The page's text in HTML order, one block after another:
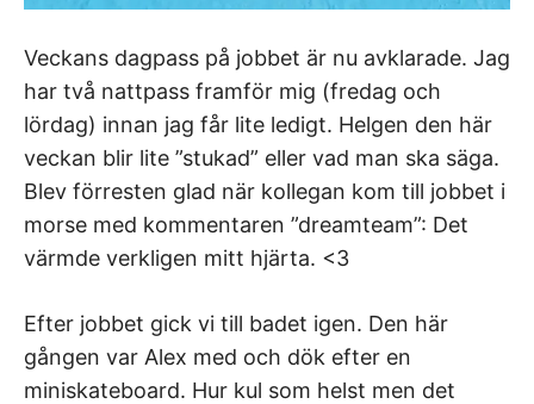
Veckans dagpass på jobbet är nu avklarade. Jag
har två nattpass framför mig (fredag och
lördag) innan jag får lite ledigt. Helgen den här
veckan blir lite ”stukad” eller vad man ska säga.
Blev förresten glad när kollegan kom till jobbet i
morse med kommentaren ”dreamteam”: Det
värmde verkligen mitt hjärta. <3
Efter jobbet gick vi till badet igen. Den här
gången var Alex med och dök efter en
miniskateboard. Hur kul som helst men det